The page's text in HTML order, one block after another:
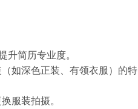
简历专业度。
如深色正装、有领衣服）的特
服装拍摄。